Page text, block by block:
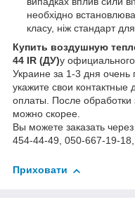
необхідно
класу, ніж стандарт
Купить воздушную
44 IR (ДУ)у
Украине за 1-3 дня очень
укажите свои
оплаты. После
можно скорее.
Вы можете заказать
454-44-49, 050-667-19-
Приховати